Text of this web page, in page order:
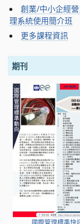
創業/中小企經
理系統使用簡介班
更多課程資訊
期刊
國際管理標準快